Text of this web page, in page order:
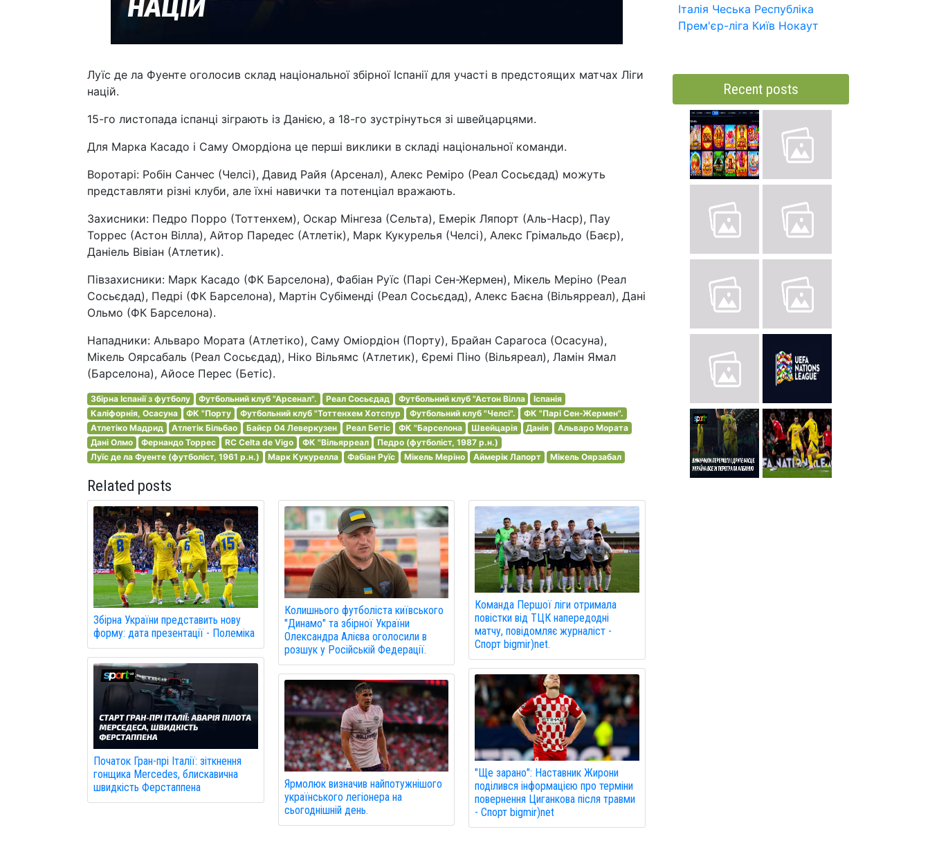
Луїс де ла Фуенте оголосив склад національної збірної Іспанії для участі в предстоящих матчах Ліги
націй.
15-го листопада іспанці зіграють із Данією, а 18-го зустрінуться зі швейцарцями.
Для Марка Касадо і Саму Омордіона це перші виклики в складі національної команди.
Воротарі: Робін Санчес (Челсі), Давид Райя (Арсенал), Алекс Реміро (Реал Сосьєдад) можуть
представляти різні клуби, але їхні навички та потенціал вражають.
Захисники: Педро Порро (Тоттенхем), Оскар Мінгеза (Сельта), Емерік Ляпорт (Аль-Наср), Пау
Торрес (Астон Вілла), Айтор Паредес (Атлетік), Марк Кукурелья (Челсі), Алекс Грімальдо (Баєр),
Даніель Вівіан (Атлетик).
Півзахисники: Марк Касадо (ФК Барселона), Фабіан Руїс (Парі Сен-Жермен), Мікель Меріно (Реал
Сосьєдад), Педрі (ФК Барселона), Мартін Субіменді (Реал Сосьєдад), Алекс Баєна (Вільярреал), Дані
Ольмо (ФК Барселона).
Нападники: Альваро Мората (Атлетіко), Саму Оміордіон (Порту), Брайан Сарагоса (Осасуна),
Мікель Оярсабаль (Реал Сосьєдад), Ніко Вільямс (Атлетик), Єремі Піно (Вільяреал), Ламін Ямал
(Барселона), Айосе Перес (Бетіс).
Збірна Іспанії з футболу Футбольний клуб "Арсенал". Реал Сосьєдад Футбольний клуб "Астон Вілла
Іспанія
Каліфорнія, Осасуна
ФК "Порту Футбольний клуб "Тоттенхем Хотспур Футбольний клуб "Челсі".
ФК "Парі Сен-Жермен".
Атлетіко Мадрид
Атлетік Більбао Байєр 04 Леверкузен Реал Бетіс ФК "Барселона Швейцарія Данія
Альваро Мората
Дані Олмо
Фернандо Торрес RC Celta de Vigo ФК "Вільярреал
Педро (футболіст, 1987 р.н.)
Луїс де ла Фуенте (футболіст, 1961 р.н.)
Марк Кукурелла Фабіан Руїс Мікель Меріно Аймерік Лапорт Мікель Оярзабал
Related posts
Збірна України представить нову
форму: дата презентації - Полеміка
Початок Гран-прі Італії: зіткнення
гонщика Mercedes, блискавична
швидкість Ферстаппена
Колишнього футболіста київського
"Динамо" та збірної України
Олександра Алієва оголосили в
розшук у Російській Федерації.
Ярмолюк визначив найпотужнішого
українського легіонера на
сьогоднішній день.
Команда Першої ліги отримала
повістки від ТЦК напередодні
матчу, повідомляє журналіст -
Спорт bigmir)net.
"Ще зарано": Наставник Жирони
поділився інформацією про терміни
повернення Циганкова після травми
- Спорт bigmir)net
Італія Чеська Республіка
Прем'єр-ліга Київ Нокаут
Recent posts